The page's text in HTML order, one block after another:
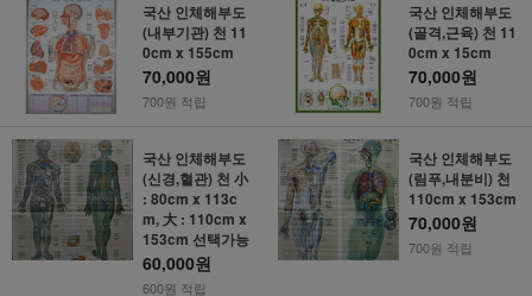
국산 인체해부도
(내부기관) 천 11
0cm x 155cm
70,000원
700원 적립
국산 인체해부도
(골격,근육) 천 11
0cm x 15cm
70,000원
700원 적립
국산 인체해부도
(신경,혈관) 천 小
: 80cm x 113c
m, 大 : 110cm x
153cm 선택가능
60,000원
600원 적립
국산 인체해부도
(림푸,내분비) 천
110cm x 153cm
70,000원
700원 적립